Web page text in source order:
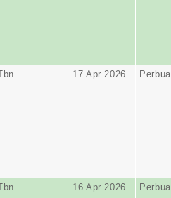
17 Apr 2026
16 Apr 2026